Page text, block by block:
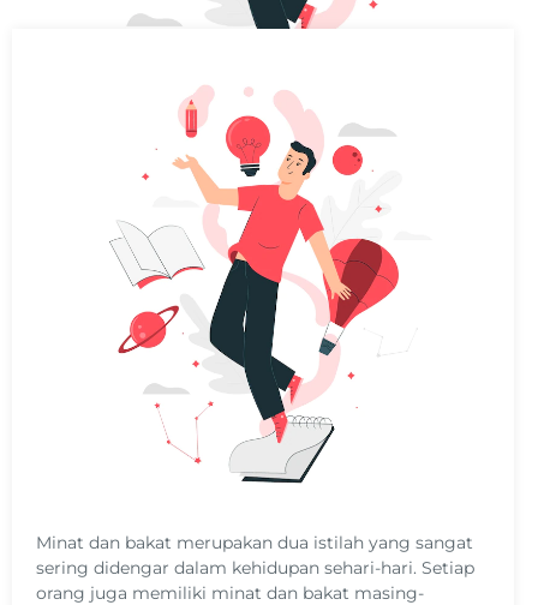
Minat dan bakat merupakan dua istilah yang sangat
sering didengar dalam kehidupan sehari-hari. Setiap
orang juga memiliki minat dan bakat masing-